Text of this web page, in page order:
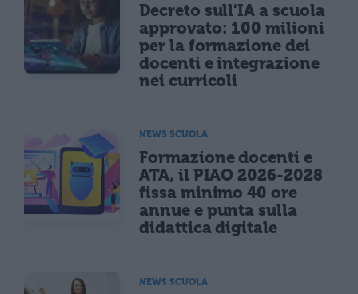
Decreto sull'IA a scuola
approvato: 100 milioni
per la formazione dei
docenti e integrazione
nei curricoli
NEWS SCUOLA
Formazione docenti e
ATA, il PIAO 2026-2028
fissa minimo 40 ore
annue e punta sulla
didattica digitale
NEWS SCUOLA